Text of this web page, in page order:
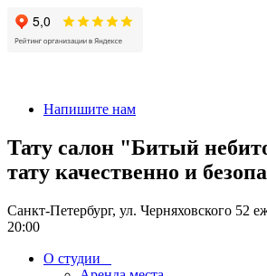
Напишите нам
Тату салон "Битый
тату качественно и
Санкт-Петербург, ул. Черняховского 52
20:00
О студии